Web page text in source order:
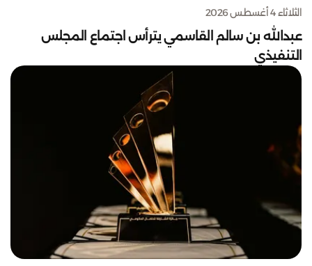
الثلاثاء 4 أغسطس 2026
عبدالله بن سالم القاسمي يترأس اجتماع المجلس
التنفيذي